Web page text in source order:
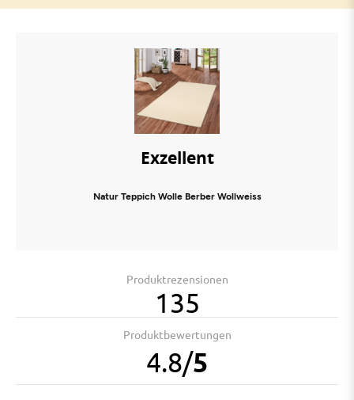
Exzellent
Natur Teppich Wolle Berber Wollweiss
Produktrezensionen
135
Produktbewertungen
4.8/5